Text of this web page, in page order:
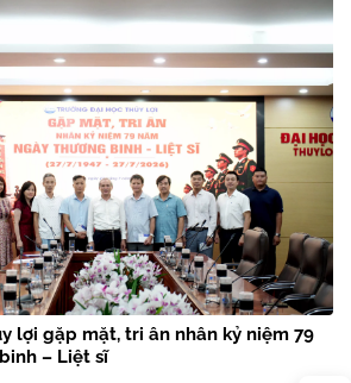
lợi gặp mặt, tri ân nhân kỷ niệm 79
– Liệt sĩ